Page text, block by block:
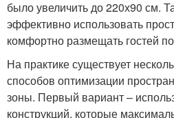
было увеличить до 220х90 см.
эффективно использовать
комфортно размещать гостей
На практике существует
способов оптимизации
зоны. Первый вариант –
конструкций, которые